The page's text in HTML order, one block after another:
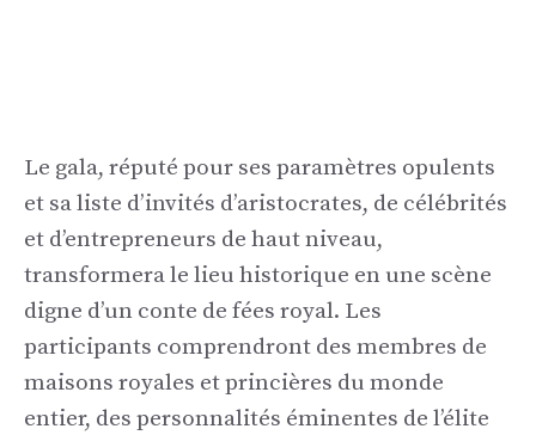
Le gala, réputé pour ses paramètres opulents
et sa liste d’invités d’aristocrates, de célébrités
et d’entrepreneurs de haut niveau,
transformera le lieu historique en une scène
digne d’un conte de fées royal. Les
participants comprendront des membres de
maisons royales et princières du monde
entier, des personnalités éminentes de l’élite